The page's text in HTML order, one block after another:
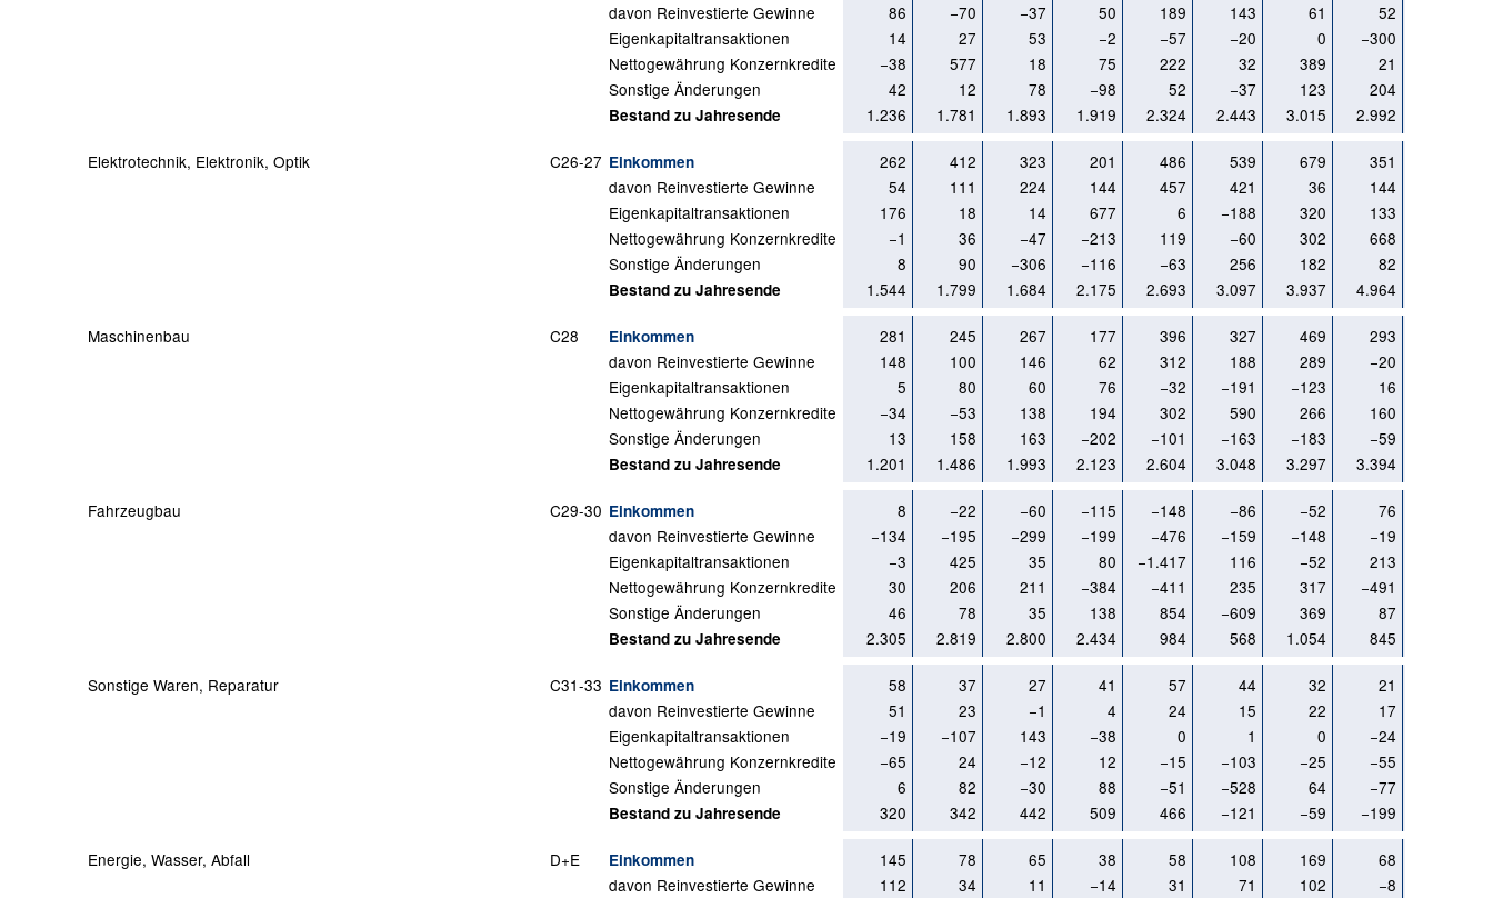
davon Reinvestierte Gewinne
86 −70 −37 50 189 143 61 52
Eigenkapitaltransaktionen
14 27 53 −2 −57 −20 0 −300
Nettogewährung Konzernkredite
−38 577 18 75 222 32 389 21
Sonstige Änderungen
42 12 78 −98 52 −37 123 204
Bestand zu Jahresende 1.236 1.781 1.893 1.919 2.324 2.443 3.015 2.992
Elektrotechnik, Elektronik, Optik C26-27 Einkommen 262 412 323 201 486 539 679 351
davon Reinvestierte Gewinne
54 111 224 144 457 421 36 144
Eigenkapitaltransaktionen
176 18 14 677 6 −188 320 133
Nettogewährung Konzernkredite
−1 36 −47 −213 119 −60 302 668
Sonstige Änderungen
8 90 −306 −116 −63 256 182 82
Bestand zu Jahresende 1.544 1.799 1.684 2.175 2.693 3.097 3.937 4.964
Maschinenbau C28 Einkommen 281 245 267 177 396 327 469 293
davon Reinvestierte Gewinne
148 100 146 62 312 188 289 −20
Eigenkapitaltransaktionen
5 80 60 76 −32 −191 −123 16
Nettogewährung Konzernkredite
−34 −53 138 194 302 590 266 160
Sonstige Änderungen
13 158 163 −202 −101 −163 −183 −59
Bestand zu Jahresende 1.201 1.486 1.993 2.123 2.604 3.048 3.297 3.394
Fahrzeugbau C29-30 Einkommen 8 −22 −60 −115 −148 −86 −52 76
davon Reinvestierte Gewinne
−134 −195 −299 −199 −476 −159 −148 −19
Eigenkapitaltransaktionen
−3 425 35 80 −1.417 116 −52 213
Nettogewährung Konzernkredite
30 206 211 −384 −411 235 317 −491
Sonstige Änderungen
46 78 35 138 854 −609 369 87
Bestand zu Jahresende 2.305 2.819 2.800 2.434 984 568 1.054 845
Sonstige Waren, Reparatur C31-33 Einkommen 58 37 27 41 57 44 32 21
davon Reinvestierte Gewinne
51 23 −1 4 24 15 22 17
Eigenkapitaltransaktionen
−19 −107 143 −38 0 1 0 −24
Nettogewährung Konzernkredite
−65 24 −12 12 −15 −103 −25 −55
Sonstige Änderungen
6 82 −30 88 −51 −528 64 −77
Bestand zu Jahresende 320 342 442 509 466 −121 −59 −199
Energie, Wasser, Abfall D+E Einkommen 145 78 65 38 58 108 169 68
davon Reinvestierte Gewinne
112 34 11 −14 31 71 102 −8